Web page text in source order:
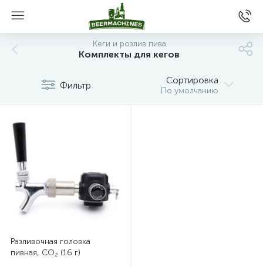
Кеги и розлив пива
Комплекты для кегов
Фильтр Сортировка
По умолчанию
Разливочная головка
пивная, CO₂ (16 г)